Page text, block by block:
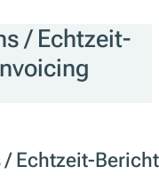
/ Echtzeit-
Echtzeit-